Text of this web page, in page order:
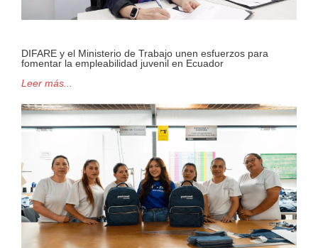
DIFARE y el Ministerio de Trabajo unen esfuerzos para
fomentar la empleabilidad juvenil en Ecuador
Leer más...